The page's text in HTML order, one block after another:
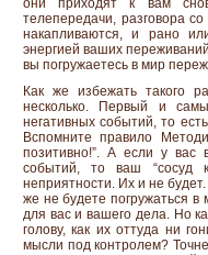
они приходят к вам
телепередачи, разговора
накапливаются, и рано
энергией ваших
вы погружаетесь в мир
Как же избежать такого
несколько. Первый и
негативных событий, то
Вспомните правило
позитивно!”. А если у вас
событий, то ваш “сосуд
неприятности. Их и не
же не будете погружаться
для вас и вашего дела. Но
голову, как их оттуда ни
мысли под контролем?